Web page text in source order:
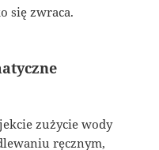
się zwraca.
zużycie wody
ręcznym,